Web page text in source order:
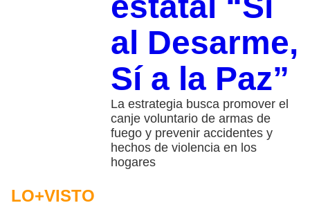
al Desarme,
Sí a la Paz”
La estrategia busca promover el
canje voluntario de armas de
fuego y prevenir accidentes y
hechos de violencia en los
hogares
LO+VISTO